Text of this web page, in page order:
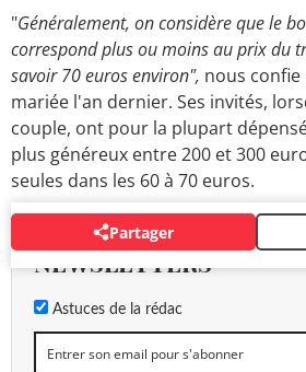
"Généralement, on considère que le
correspond plus ou moins au prix du
savoir 70 euros environ", nous
mariée l'an dernier. Ses invités,
couple, ont pour la plupart
plus généreux entre 200 et 300
seules dans les 60 à 70 euros.
Partager
NEWSLETTERS
Astuces de la rédac